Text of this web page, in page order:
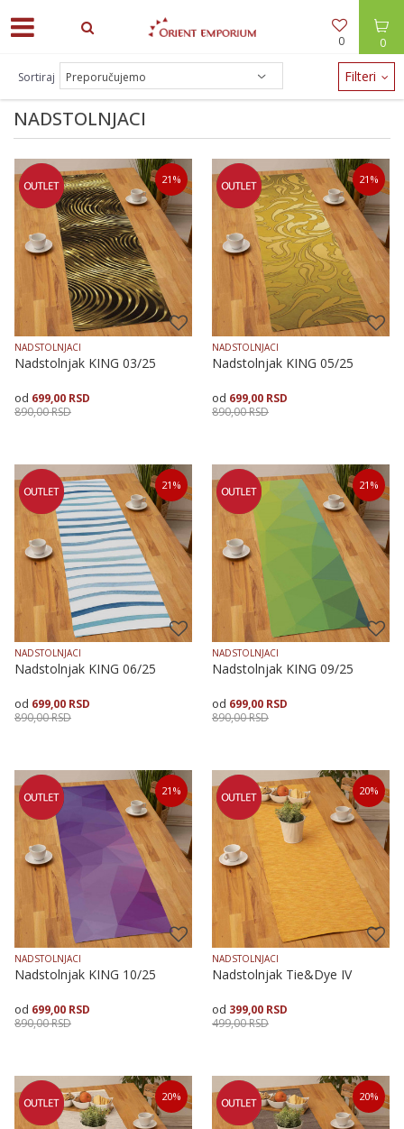
0
0
ODEĆA -30% / NAKIT -20% - zalihe brzo nestaju!
NADSTOLNJACI
Sortiraj Filteri
21 %
NADSTOLNJACI
Nadstolnjak KING 03/25
699,00 RSD
890,00RSD
Dodaj u korpu
21 %
NADSTOLNJACI
Nadstolnjak KING 05/25
699,00 RSD
890,00RSD
Dodaj u korpu
21 %
NADSTOLNJACI
Nadstolnjak KING 06/25
699,00 RSD
890,00RSD
Dodaj u korpu
21 %
NADSTOLNJACI
Nadstolnjak KING 09/25
699,00 RSD
890,00RSD
Dodaj u korpu
21 %
NADSTOLNJACI
Nadstolnjak KING 10/25
699,00 RSD
890,00RSD
Dodaj u korpu
20%
NADSTOLNJACI
Nadstolnjak Tie&Dye IV
399,00 RSD
499,00RSD
Veličina
35X135 50X90
Dodaj u korpu
20% 20%